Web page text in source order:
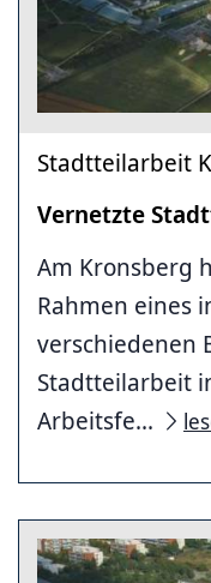
Stadtteilarbeit
Vernetzte
Am Kronsberg
Rahmen eines
verschiedenen
Stadtteilarbeit
Arbeitsfe...